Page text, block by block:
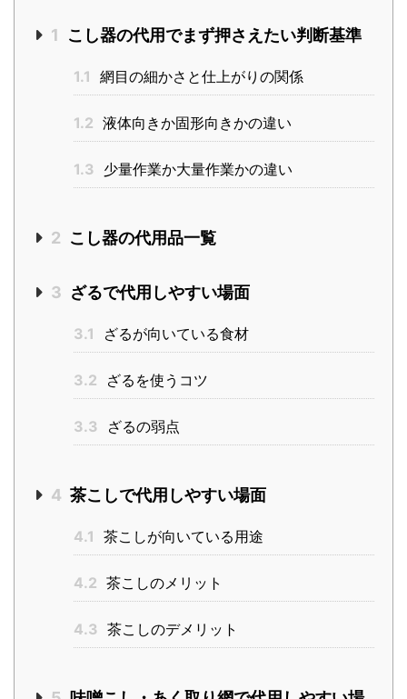
1 こし器の代用でまず押さえたい判断基準
1.1 網目の細かさと仕上がりの関係
1.2 液体向きか固形向きかの違い
1.3 少量作業か大量作業かの違い
2 こし器の代用品一覧
3 ざるで代用しやすい場面
3.1 ざるが向いている食材
3.2 ざるを使うコツ
3.3 ざるの弱点
4 茶こしで代用しやすい場面
4.1 茶こしが向いている用途
4.2 茶こしのメリット
4.3 茶こしのデメリット